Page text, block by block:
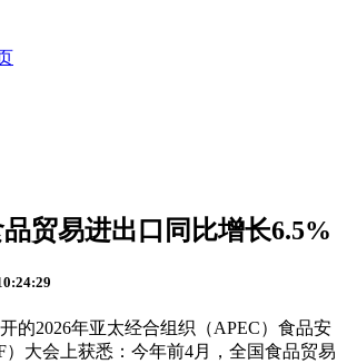
贸易进出口同比增长6.5%
2026年亚太经合组织（APEC）食品安
）大会上获悉：今年前4月，全国食品贸易